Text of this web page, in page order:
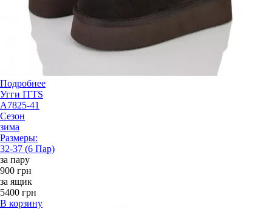
Подробнее
Угги ITTS
A7825-41
Сезон
зима
Размеры:
32-37 (6 Пар)
за пару
900 грн
за ящик
5400 грн
В корзину